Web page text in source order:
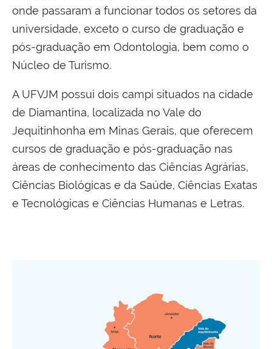
onde passaram a funcionar todos os setores da
universidade, exceto o curso de graduação e
pós-graduação em Odontologia, bem como o
Núcleo de Turismo.
A UFVJM possui dois campi situados na cidade
de Diamantina, localizada no Vale do
Jequitinhonha em Minas Gerais, que oferecem
cursos de graduação e pós-graduação nas
áreas de conhecimento das Ciências Agrárias,
Ciências Biológicas e da Saúde, Ciências Exatas
e Tecnológicas e Ciências Humanas e Letras.